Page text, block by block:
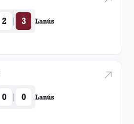
2 | 3 Lanús
0 | 0 Lanús